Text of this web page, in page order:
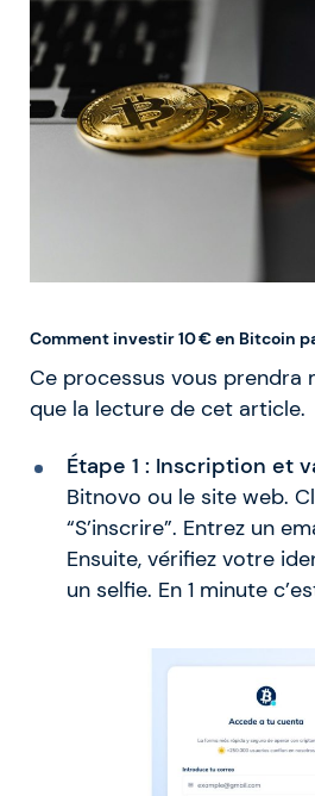
Comment investir 10 € en Bitcoin
Ce processus vous prendra
que la lecture de cet article.
Étape 1 : Inscription et
Bitnovo ou le site web.
“S’inscrire”. Entrez un
Ensuite, vérifiez votre
un selfie. En 1 minute